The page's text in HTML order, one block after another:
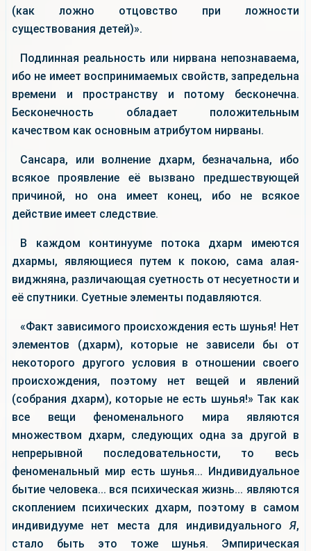
(как ложно отцовство при ложности
существования детей)».
Подлинная реальность или нирвана непознаваема,
ибо не имеет воспринимаемых свойств, запредельна
времени и пространству и потому бесконечна.
Бесконечность обладает положительным
качеством как основным атрибутом нирваны.
Сансара, или волнение дхарм, безначальна, ибо
всякое проявление её вызвано предшествующей
причиной, но она имеет конец, ибо не всякое
действие имеет следствие.
В каждом континууме потока дхарм имеются
дхармы, являющиеся путем к покою, сама алая-
виджняна, различающая суетность от несуетности и
её спутники. Суетные элементы подавляются.
«Факт зависимого происхождения есть шунья! Нет
элементов (дхарм), которые не зависели бы от
некоторого другого условия в отношении своего
происхождения, поэтому нет вещей и явлений
(собрания дхарм), которые не есть шунья!» Так как
все вещи феноменального мира являются
множеством дхарм, следующих одна за другой в
непрерывной последовательности, то весь
феноменальный мир есть шунья... Индивидуальное
бытие человека... вся психическая жизнь... являются
скоплением психических дхарм, поэтому в самом
индивидууме нет места для индивидуальногоЯ,
стало быть это тоже шунья. Эмпирическая